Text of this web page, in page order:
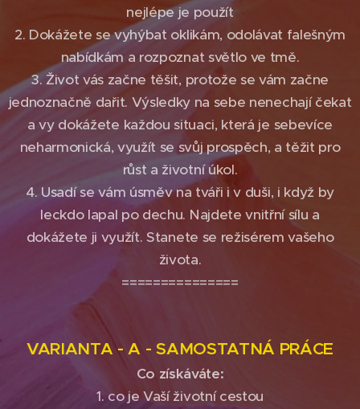
nejlépe je použít
2. Dokážete se vyhýbat oklikám, odolávat falešným
nabídkám a rozpoznat světlo ve tmě.
3. Život vás začne těšit, protože se vám začne
jednoznačně dařit. Výsledky na sebe nenechají čekat
a vy dokážete každou situaci, která je sebevíce
neharmonická, využít se svůj prospěch, a těžit pro
růst a životní úkol.
4. Usadí se vám úsměv na tváři i v duši, i když by
leckdo lapal po dechu. Najdete vnitřní sílu a
dokážete ji využít. Stanete se režisérem vašeho
života.
===============
VARIANTA - A -SAMOSTATNÁ PRÁCE
Co získáváte:
1. co je Vaší životní cestou